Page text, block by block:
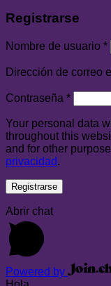
Registrarse
Nombre de usuario *
Dirección de correo
Contraseña *
Your personal data
throughout this
and for other
privacidad.
Registrarse
Abrir chat
Powered by